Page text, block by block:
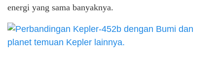
energi yang sama banyaknya.